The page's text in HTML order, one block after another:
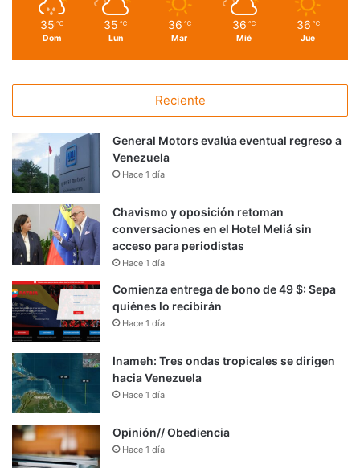
35 ℃
Dom
35 ℃
Lun
36 ℃
Mar
36 ℃
Mié
36 ℃
Jue
Reciente
General Motors evalúa eventual regreso a
Venezuela
Hace 1 día
Chavismo y oposición retoman
conversaciones en el Hotel Meliá sin
acceso para periodistas
Hace 1 día
Comienza entrega de bono de 49 $: Sepa
quiénes lo recibirán
Hace 1 día
Inameh: Tres ondas tropicales se dirigen
hacia Venezuela
Hace 1 día
Opinión// Obediencia
Hace 1 día